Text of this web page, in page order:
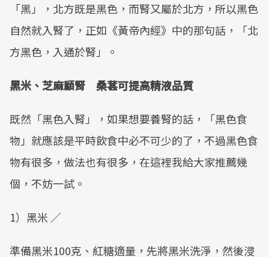
「黑」，北方既是黑色，而腎又屬於北方，所以黑色
自然就入腎了，正如《黃帝內經》中的那句話，「北
方黑色，入通於腎」。
黑米、芝麻顧腎 桑葚可提高精液品質
既然「黑色入腎」，如果想要養腎的話，「黑色食
物」就應該是平時飲食中必不可少的了，不過黑色食
物有很多，做法也有很多，在這裡我給大家推薦幾
個，不妨一試。
1）黑米 ／
準備黑米100克、紅糖適量，先將黑米洗淨，然後浸